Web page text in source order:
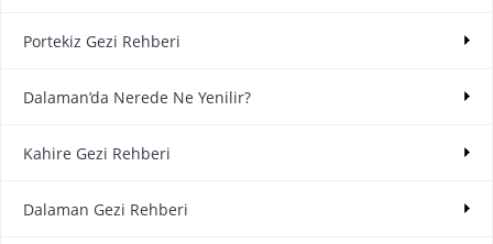
Portekiz Gezi Rehberi
Dalaman’da Nerede Ne Yenilir?
Kahire Gezi Rehberi
Dalaman Gezi Rehberi